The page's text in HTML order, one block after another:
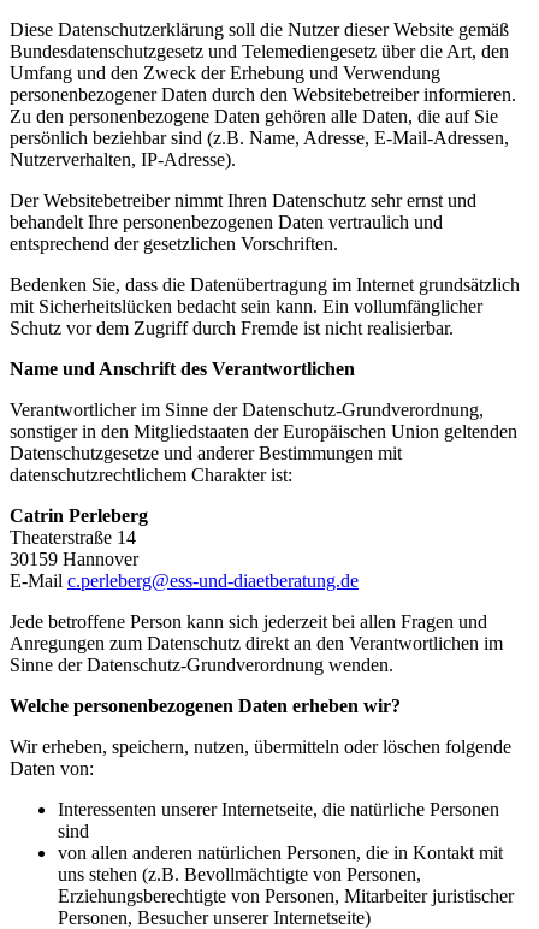
Diese Datenschutzerklärung soll die Nutzer dieser Website gemäß
Bundesdatenschutzgesetz und Telemediengesetz über die Art, den
Umfang und den Zweck der Erhebung und Verwendung
personenbezogener Daten durch den Websitebetreiber informieren.
Zu den personenbezogene Daten gehören alle Daten, die auf Sie
persönlich beziehbar sind (z.B. Name, Adresse, E-Mail-Adressen,
Nutzerverhalten, IP-Adresse).
Der Websitebetreiber nimmt Ihren Datenschutz sehr ernst und
behandelt Ihre personenbezogenen Daten vertraulich und
entsprechend der gesetzlichen Vorschriften.
Bedenken Sie, dass die Datenübertragung im Internet grundsätzlich
mit Sicherheitslücken bedacht sein kann. Ein vollumfänglicher
Schutz vor dem Zugriff durch Fremde ist nicht realisierbar.
Name und Anschrift des Verantwortlichen
Verantwortlicher im Sinne der Datenschutz-Grundverordnung,
sonstiger in den Mitgliedstaaten der Europäischen Union geltenden
Datenschutzgesetze und anderer Bestimmungen mit
datenschutzrechtlichem Charakter ist:
Catrin Perleberg
Theaterstraße 14
30159 Hannover
E-Mail c.perleberg@ess-und-diaetberatung.de
Jede betroffene Person kann sich jederzeit bei allen Fragen und
Anregungen zum Datenschutz direkt an den Verantwortlichen im
Sinne der Datenschutz-Grundverordnung wenden.
Welche personenbezogenen Daten erheben wir?
Wir erheben, speichern, nutzen, übermitteln oder löschen folgende
Daten von:
Interessenten unserer Internetseite, die natürliche Personen
sind
von allen anderen natürlichen Personen, die in Kontakt mit
uns stehen (z.B. Bevollmächtigte von Personen,
Erziehungsberechtigte von Personen, Mitarbeiter juristischer
Personen, Besucher unserer Internetseite)